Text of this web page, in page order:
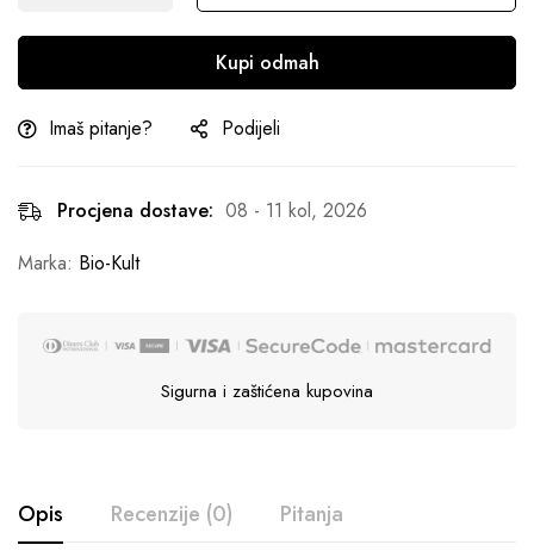
Kupi odmah
Imaš pitanje? Podijeli
Procjena dostave: 08 - 11 kol, 2026
Marka: Bio-Kult
Sigurna i zaštićena kupovina
Opis Recenzije (0) Pitanja